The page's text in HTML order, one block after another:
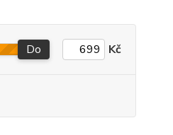
Do Kč